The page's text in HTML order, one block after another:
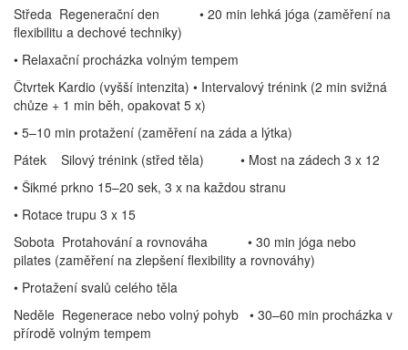
Středa Regenerační den • 20 min lehká jóga (zaměření na
flexibilitu a dechové techniky)
• Relaxační procházka volným tempem
Čtvrtek Kardio (vyšší intenzita) • Intervalový trénink (2 min svižná
chůze + 1 min běh, opakovat 5 x)
• 5–10 min protažení (zaměření na záda a lýtka)
Pátek Silový trénink (střed těla) • Most na zádech 3 x 12
• Šikmé prkno 15–20 sek, 3 x na každou stranu
• Rotace trupu 3 x 15
Sobota Protahování a rovnováha • 30 min jóga nebo
pilates (zaměření na zlepšení flexibility a rovnováhy)
• Protažení svalů celého těla
Neděle Regenerace nebo volný pohyb • 30–60 min procházka v
přírodě volným tempem